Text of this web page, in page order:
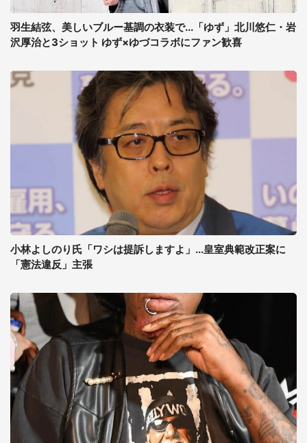
羽生結弦、美しいブルー基調の衣装で...「ゆず」北川悠仁・岩
沢厚治と3ショット ゆず×ゆづコラボにファン歓喜
小林よしのり氏「ワシは提訴しますよ」...皇室典範改正案に
「憲法違反」主張